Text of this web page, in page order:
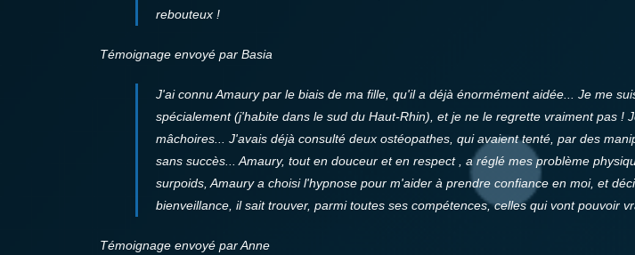
rebouteux !
Témoignage envoyé par Basia
J'ai connu Amaury par le biais de ma fille, qu'il a déjà énormément aidée... Je me
spécialement (j'habite dans le sud du Haut-Rhin), et je ne le regrette vraiment pas
mâchoires... J'avais déjà consulté deux ostéopathes, qui avaient tenté, par des
sans succès... Amaury, tout en douceur et en respect , a réglé mes problème
surpoids, Amaury a choisi l'hypnose pour m'aider à prendre confiance en moi, et
bienveillance, il sait trouver, parmi toutes ses compétences, celles qui vont pouvoir
Témoignage envoyé par Anne